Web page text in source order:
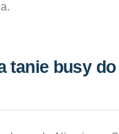
tanie busy